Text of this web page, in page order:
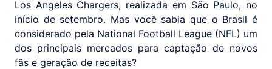
Los Angeles Chargers, realizada em São Paulo, no
início de setembro. Mas você sabia que o Brasil é
considerado pela National Football League (NFL) um
dos principais mercados para captação de novos
fãs e geração de receitas?